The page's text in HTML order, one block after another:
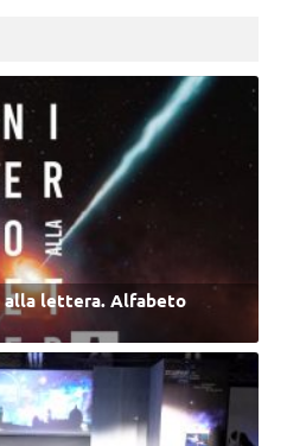
alla lettera. Alfabeto